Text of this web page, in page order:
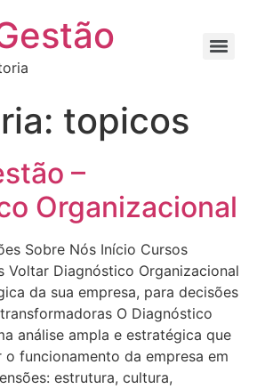
topicos
–
Organizacional
Sobre Nós Início Cursos
Voltar Diagnóstico Organizacional
da sua empresa, para decisões
O Diagnóstico
análise ampla e estratégica que
o funcionamento da empresa em
estrutura, cultura,